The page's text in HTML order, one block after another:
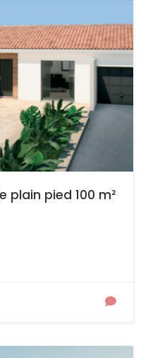
plain pied 100 m²